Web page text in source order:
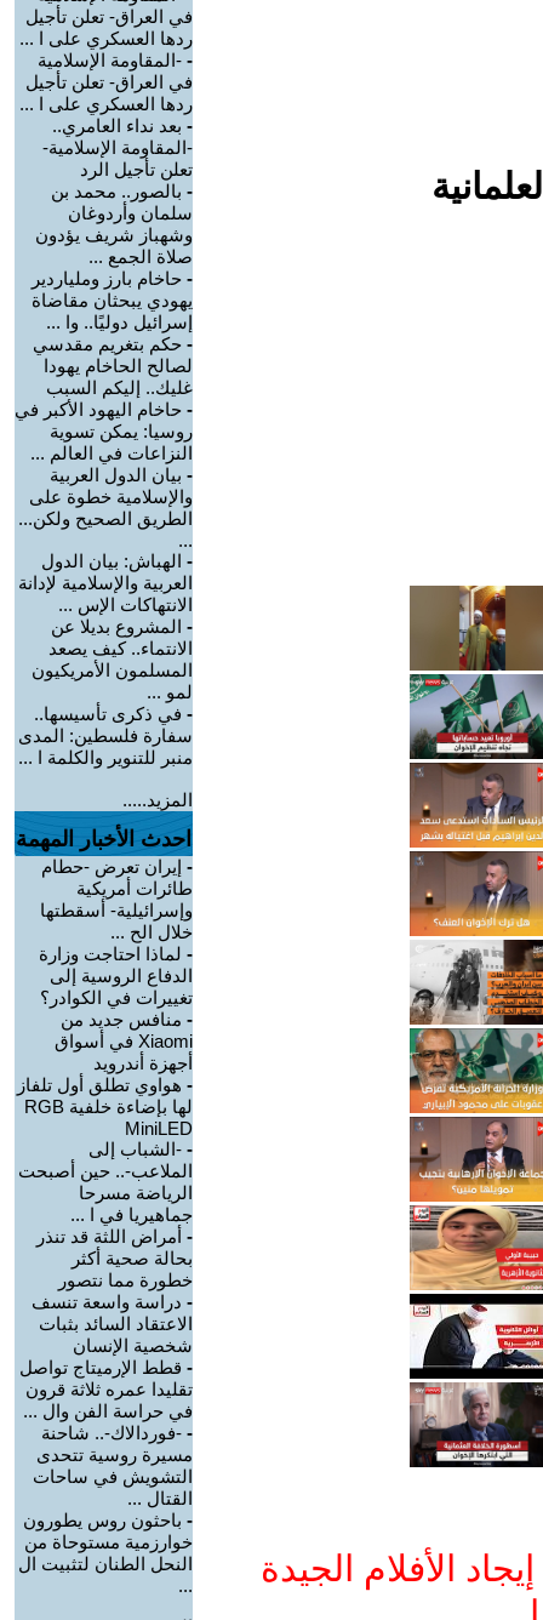
الأفلام الجيدة
في العراق- تعلن تأجيل
ردها العسكري على ا ...
- -المقاومة الإسلامية
في العراق- تعلن تأجيل
ردها العسكري على ا ...
- بعد نداء العامري..
-المقاومة الإسلامية-
تعلن تأجيل الرد
- بالصور.. محمد بن
سلمان وأردوغان
وشهباز شريف يؤدون
صلاة الجمع ...
- حاخام بارز وملياردير
يهودي يبحثان مقاضاة
إسرائيل دوليًا.. وا ...
- حكم بتغريم مقدسي
لصالح الحاخام يهودا
غليك.. إليكم السبب
- حاخام اليهود الأكبر في
روسيا: يمكن تسوية
النزاعات في العالم ...
- بيان الدول العربية
والإسلامية خطوة على
الطريق الصحيح ولكن...
...
- الهباش: بيان الدول
العربية والإسلامية لإدانة
الانتهاكات الإس ...
- المشروع بديلا عن
الانتماء.. كيف يصعد
المسلمون الأمريكيون
لمو ...
- في ذكرى تأسيسها..
سفارة فلسطين: المدى
منبر للتنوير والكلمة ا ...
المزيد.....
احدث الأخبار المهمة
- إيران تعرض -حطام
طائرات أمريكية
وإسرائيلية- أسقطتها
خلال الح ...
- لماذا احتاجت وزارة
الدفاع الروسية إلى
تغييرات في الكوادر؟
- منافس جديد من
Xiaomi في أسواق
أجهزة أندرويد
- هواوي تطلق أول تلفاز
لها بإضاءة خلفية RGB
MiniLED
- -الشباب إلى
الملاعب-.. حين أصبحت
الرياضة مسرحا
جماهيريا في ا ...
- أمراض اللثة قد تنذر
بحالة صحية أكثر
خطورة مما نتصور
- دراسة واسعة تنسف
الاعتقاد السائد بثبات
شخصية الإنسان
- قطط الإرميتاج تواصل
تقليدا عمره ثلاثة قرون
في حراسة الفن وال ...
- -فوردالاك-.. شاحنة
مسيرة روسية تتحدى
التشويش في ساحات
القتال ...
- باحثون روس يطورون
خوارزمية مستوحاة من
النحل الطنان لتثبيت ال
...